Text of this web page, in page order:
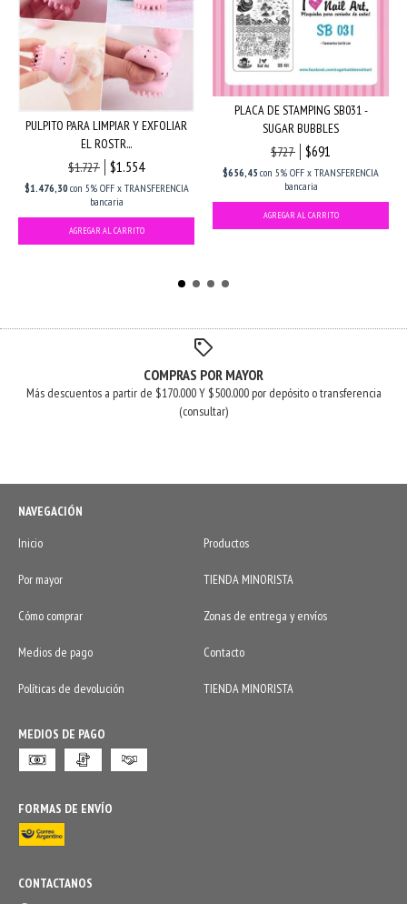
PULPITO PARA LIMPIAR Y EXFOLIAR
EL ROSTR...
$1.727
$1.554
$1.476,30con 5% OFF x TRANSFERENCIA
bancaria
PLACA DE STAMPING SB031 -
SUGAR BUBBLES
$727
$691
$656,45 con 5% OFF x TRANSFERENCIA
bancaria
COMPRAS POR MAYOR
Más descuentos a partir de $170.000 Y $500.000 por depósito o transferencia
(consultar)
NAVEGACIÓN
Inicio
Productos
Por mayor TIENDA MINORISTA
Cómo comprar Zonas de entrega y envíos
Medios de pago Contacto
Políticas de devolución TIENDA MINORISTA
MEDIOS DE PAGO
FORMAS DE ENVÍO
CONTACTANOS